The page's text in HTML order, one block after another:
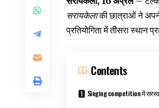
सरायकेलाकी छात्राओं ने अपनी
प्रतियोगिता में तीसरा स्थान
Contents
Singing competition में